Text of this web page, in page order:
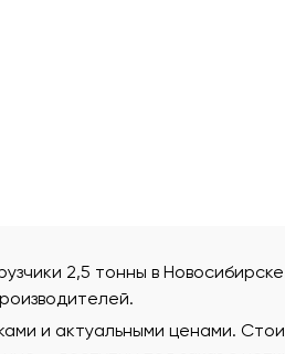
2,5 тонны в
и актуальными ценами.